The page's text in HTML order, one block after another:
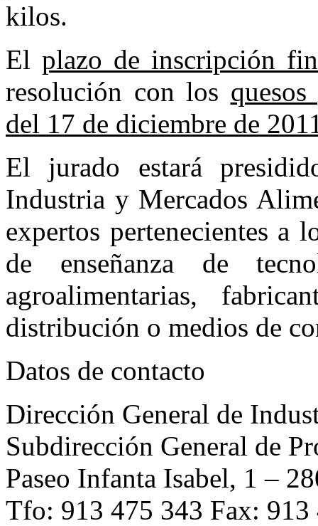
kilos.
Elplazo de inscripción
resolución con los
del 17 de diciembre de
El jurado estará
Industria y Mercados
expertos pertenecientes a
de enseñanza de
agroalimentarias,
distribución o medios de
Datos de contacto
Dirección General de
Subdirección General de
Paseo Infanta Isabel, 1 –
Tfo: 913 475 343 Fax: 913